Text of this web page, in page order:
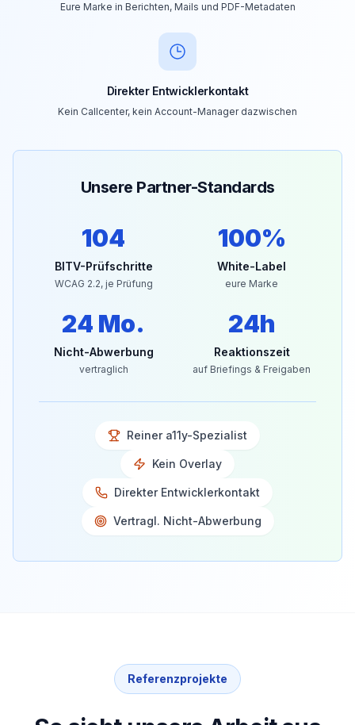
Eure Marke in Berichten, Mails und PDF-Metadaten
Direkter Entwicklerkontakt
Kein Callcenter, kein Account-Manager dazwischen
Unsere Partner-Standards
104
BITV-Prüfschritte
WCAG 2.2, je Prüfung
100%
White-Label
eure Marke
24 Mo.
Nicht-Abwerbung
vertraglich
24h
Reaktionszeit
auf Briefings & Freigaben
Reiner a11y-Spezialist
Kein Overlay
Direkter Entwicklerkontakt
Vertragl. Nicht-Abwerbung
Referenzprojekte